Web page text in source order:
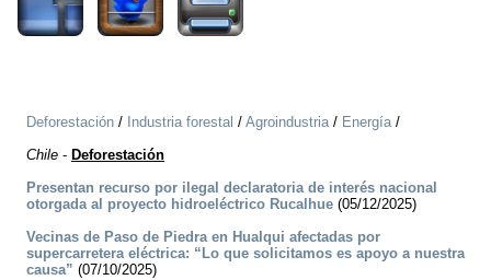
Deforestación / Industria forestal / Agroindustria/ Energía/
Chile - Deforestación
Presentan recurso por ilegal declaratoria de interés nacional
otorgada al proyecto hidroeléctrico Rucalhue (05/12/2025)
Vecinas de Paso de Piedra en Hualqui afectadas por
supercarretera eléctrica: “Lo que solicitamos es apoyo a nuestra
causa” (07/10/2025)